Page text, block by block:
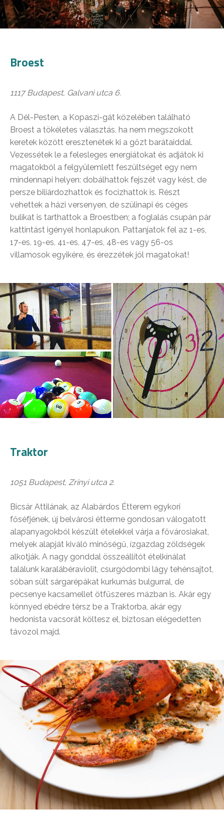
Broest
1117 Budapest, Galvani utca 6.
A Dél-Pesten, a Kopaszi-gát közelében található
Broest a tökéletes választás, ha nem megszokott
keretek között eresztenétek ki a gőzt barátaiddal.
Vezessétek le a felesleges energiátokat és adjátok ki
magatokból a felgyülemlett feszültséget egy nem
mindennapi helyen: dobálhattok fejszét vagy kést, de
persze biliárdozhattok és focizhattok is. Részt
vehettek a házi versenyen, de szülinapi és céges
bulikat is tarthattok a Broestben; a foglalás csupán pár
kattintást igényel honlapukon. Pattanjatok fel az 1-es,
17-es, 19-es, 41-es, 47-es, 48-es vagy 56-os
villamosok egyikére, és érezzétek jól magatokat!
Traktor
1051 Budapest, Zrínyi utca 2.
Bicsár Attilának, az Alabárdos Étterem egykori
főséfjének, új belvárosi étterme gondosan válogatott
alapanyagokból készült ételekkel várja a fővárosiakat,
melyek alapját kiváló minőségű, ízgazdag zöldségek
alkotják. A nagy gonddal összeállítót ételkínálat
találunk karalábéraviolit, csurgódombi lágy tehénsajtot,
sóban sült sárgarépákat kurkumás bulgurral, de
pecsenye kacsamellet ötfűszeres mázban is. Akár egy
könnyed ebédre térsz be a Traktorba, akár egy
hedonista vacsorát költesz el, biztosan elégedetten
távozol majd.